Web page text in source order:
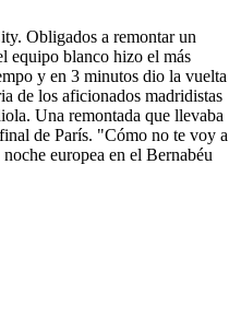
Obligados a remontar un
equipo blanco hizo el más
y en 3 minutos dio la vuelta
de los aficionados madridistas
Una remontada que llevaba
de París. "Cómo no te voy a
europea en el Bernabéu